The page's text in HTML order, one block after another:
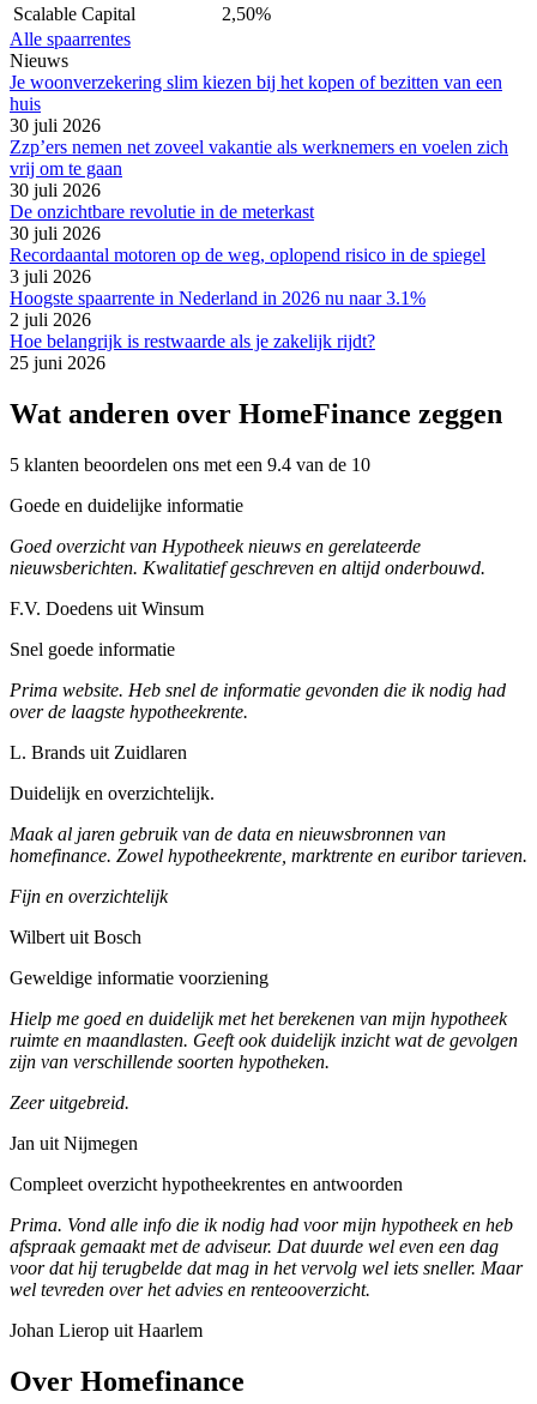
Scalable Capital
2,50%
Alle spaarrentes
Nieuws
Je woonverzekering slim kiezen bij het kopen of bezitten van een
huis
30 juli 2026
Zzp’ers nemen net zoveel vakantie als werknemers en voelen zich
vrij om te gaan
30 juli 2026
De onzichtbare revolutie in de meterkast
30 juli 2026
Recordaantal motoren op de weg, oplopend risico in de spiegel
3 juli 2026
Hoogste spaarrente in Nederland in 2026 nu naar 3.1%
2 juli 2026
Hoe belangrijk is restwaarde als je zakelijk rijdt?
25 juni 2026
Wat anderen over HomeFinance zeggen
5 klanten beoordelen ons met een 9.4 van de 10
Goede en duidelijke informatie
Goed overzicht van Hypotheek nieuws en gerelateerde
nieuwsberichten. Kwalitatief geschreven en altijd onderbouwd.
F.V. Doedens uit Winsum
Snel goede informatie
Prima website. Heb snel de informatie gevonden die ik nodig had
over de laagste hypotheekrente.
L. Brands uit Zuidlaren
Duidelijk en overzichtelijk.
Maak al jaren gebruik van de data en nieuwsbronnen van
homefinance. Zowel hypotheekrente, marktrente en euribor tarieven.
Fijn en overzichtelijk
Wilbert uit Bosch
Geweldige informatie voorziening
Hielp me goed en duidelijk met het berekenen van mijn hypotheek
ruimte en maandlasten. Geeft ook duidelijk inzicht wat de gevolgen
zijn van verschillende soorten hypotheken.
Zeer uitgebreid.
Jan uit Nijmegen
Compleet overzicht hypotheekrentes en antwoorden
Prima. Vond alle info die ik nodig had voor mijn hypotheek en heb
afspraak gemaakt met de adviseur. Dat duurde wel even een dag
voor dat hij terugbelde dat mag in het vervolg wel iets sneller. Maar
wel tevreden over het advies en renteooverzicht.
Johan Lierop uit Haarlem
Over Homefinance